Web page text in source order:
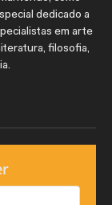
dedicado a
em arte
filosofia,